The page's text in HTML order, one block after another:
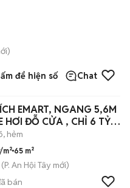
để hiện số Chat
EMART, NGANG 5,6M
HƠI ĐỖ CỬA , CHỈ 6 TỶ
hẻm
m² 65 m²
(P. An Hội Tây mới)
bán